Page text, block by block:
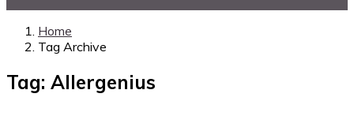
Home
Tag Archive
Tag: Allergenius